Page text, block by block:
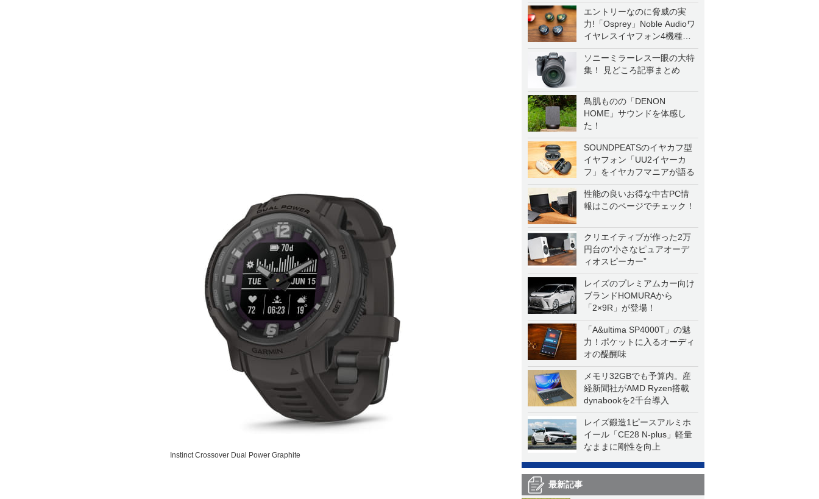
エントリーなのに脅威の実
力!「Osprey」Noble Audioワ
イヤレスイヤフォン4機種を
一気に聴く
ソニーミラーレス一眼の大特
集！ 見どころ記事まとめ
鳥肌ものの「DENON
HOME」サウンドを体感し
た！
SOUNDPEATSのイヤカフ型
イヤフォン「UU2イヤーカ
フ」をイヤカフマニアが語る
性能の良いお得な中古PC情
報はこのページでチェック！
クリエイティブが作った2万
円台の“小さなピュアオーデ
ィオスピーカー”
レイズのプレミアムカー向け
ブランドHOMURAから
「2×9R」が登場！
「A&ultima SP4000T」の魅
力！ポケットに入るオーディ
オの醍醐味
メモリ32GBでも予算内。産
経新聞社がAMD Ryzen搭載
dynabookを2千台導入
レイズ鍛造1ピースアルミホ
イール「CE28 N-plus」軽量
なままに剛性を向上
最新記事
Instinct Crossover Dual Power Graphite